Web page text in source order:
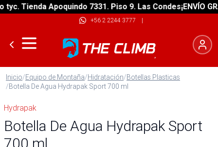
Tienda Apoquindo 7331. Piso 9. Las Condes¡ENVÍO
+56 2 2244 3777 |
Inicio/Equipo de Montaña/Hidratación/Botellas Plasticas
/Botella De Agua Hydrapak Sport 700 ml
Hydrapak
Botella De Agua Hydrapak Sport
700 ml